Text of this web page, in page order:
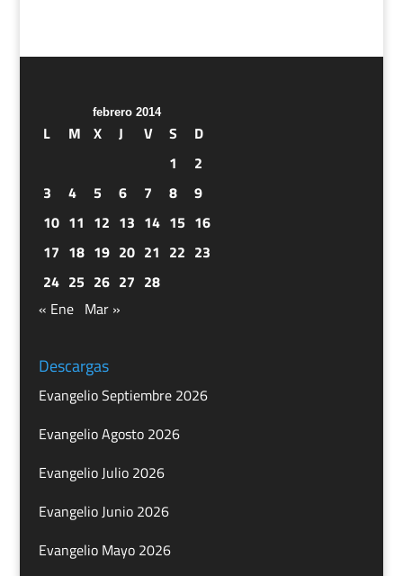
febrero 2014
L M X J V S
D
1
2
3
4 5 6 7 8
9
10 11 12 13 14 15 16
17 18 19 20 21 22 23
24 25 26 27 28
« Ene Mar »
Descargas
Evangelio Septiembre 2026
Evangelio Agosto 2026
Evangelio Julio 2026
Evangelio Junio 2026
Evangelio Mayo 2026